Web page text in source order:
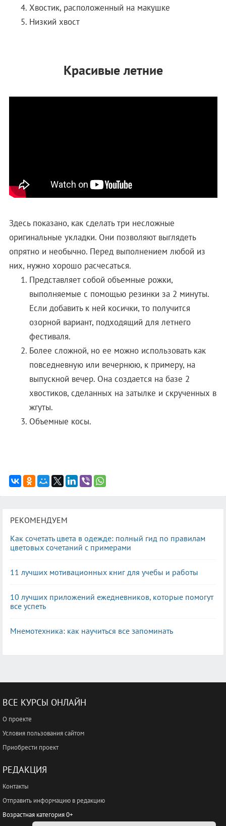
Хвостик, расположенный на макушке
Низкий хвост
Красивые летние
Здесь показано, как сделать три несложные
оригинальные укладки. Они позволяют выглядеть
опрятно и необычно. Перед выполнением любой из
них, нужно хорошо расчесаться.
Представляет собой объемные рожки,
выполняемые с помощью резинки за 2 минуты.
Если добавить к ней косички, то получится
озорной вариант, подходящий для летнего
фестиваля.
Более сложной, но ее можно использовать как
повседневную или вечернюю, к примеру, на
выпускной вечер. Она создается на базе 2
хвостиков, сделанных на затылке и скрученных в
жгуты.
Объемные косы.
РЕКОМЕНДУЕМ
Как сочетать цвета в одежде: полный гид по правилам
цветовых сочетаний с примерами
11 лучших мотивационных книг для учебы и работы
10 лучших приложений ежедневников, которые помогут
все успеть
Мнемотехника: как научиться все запоминать
ВСЕ КУРСЫ ОНЛАЙН
О проекте
Условия пользования сайтом
Приобрести проект
РЕДАКЦИЯ
Контакты
Отправить информацию в редакцию
Возрастная категория 0+